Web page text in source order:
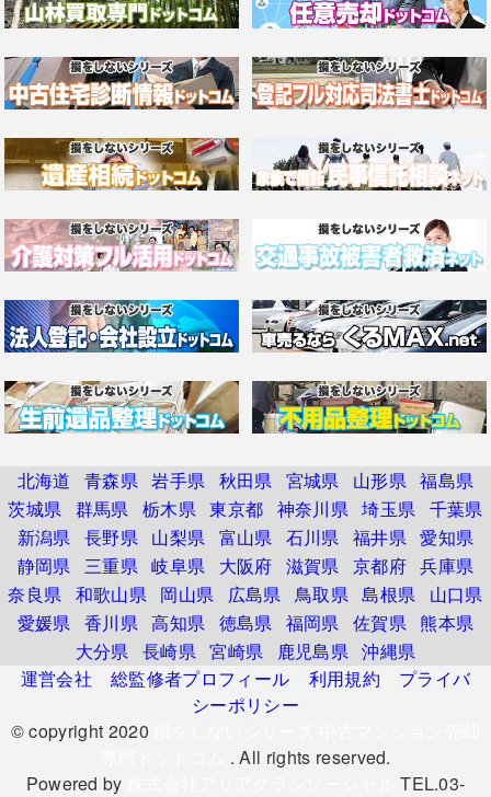
北海道 青森県 岩手県 秋田県 宮城県 山形県 福島県
茨城県 群馬県 栃木県 東京都 神奈川県 埼玉県 千葉県
新潟県 長野県 山梨県 富山県 石川県 福井県 愛知県
静岡県 三重県 岐阜県 大阪府 滋賀県 京都府 兵庫県
奈良県 和歌山県 岡山県 広島県 鳥取県 島根県
山口県
愛媛県 香川県 高知県 徳島県 福岡県 佐賀県 熊本県
大分県 長崎県 宮崎県 鹿児島県 沖縄県
運営会社
総監修者プロフィール 利用規約
プライバ
シーポリシー
© copyright 2020
. All rights reserved.
Powered by
TEL.03-